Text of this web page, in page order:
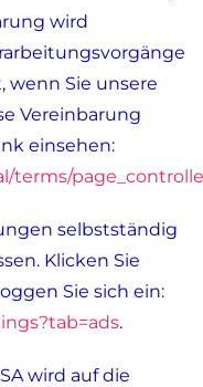
wird
wenn Sie unsere
Vereinbarung
einsehen:
terms/
selbstständig
Klicken Sie
Sie sich ein:
.
wird auf die